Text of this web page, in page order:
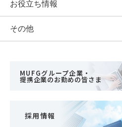
お役立ち情報
その他
MUFGグループ企業・
提携企業のお勤めの皆さま
採用情報